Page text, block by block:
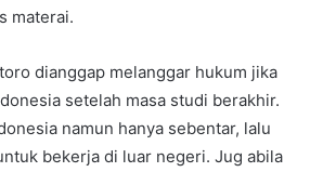
materai.
dianggap melanggar hukum jika
setelah masa studi berakhir.
namun hanya sebentar, lalu
bekerja di luar negeri. Jug abila